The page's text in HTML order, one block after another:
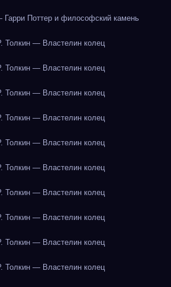
Поттер и философский камень
Толкин — Властелин колец
Толкин — Властелин колец
Толкин — Властелин колец
Толкин — Властелин колец
Толкин — Властелин колец
Толкин — Властелин колец
Толкин — Властелин колец
Толкин — Властелин колец
Толкин — Властелин колец
Толкин — Властелин колец